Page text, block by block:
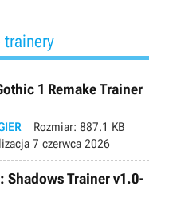
trainery
1 Remake Trainer
Rozmiar: 887.1 KB
7 czerwca 2026
Shadows Trainer v1.0-